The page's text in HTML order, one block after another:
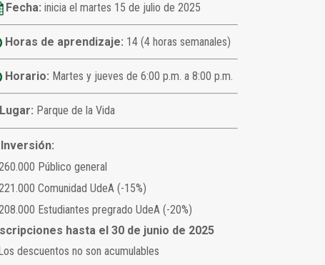
Fecha: inicia el martes 15 de julio de 2025
Horas de aprendizaje: 14 (4 horas semanales)
Horario: Martes y jueves de 6:00 p.m. a 8:00 p.m.
Lugar: Parque de la Vida
Inversión:
Público general
Comunidad UdeA (-15%)
Estudiantes pregrado UdeA (-20%)
hasta el 30 de junio de 2025
descuentos no son acumulables